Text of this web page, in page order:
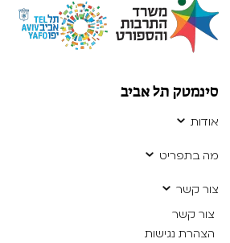
סינמטק תל אביב
אודות
מה בתפריט
צור קשר
צור קשר
הצהרת נגישות